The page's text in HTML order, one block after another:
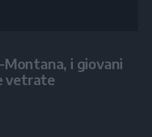
Montana, i giovani
vetrate